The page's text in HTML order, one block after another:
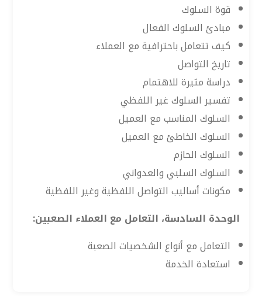
قوة السلوك
مبادئ السلوك الفعال
كيف تتعامل باحترافية مع العملاء
تاريخ التواصل
دراسة مثيرة للاهتمام
تفسير السلوك غير اللفظي
السلوك المناسب مع العميل
السلوك الخاطئ مع العميل
السلوك الحازم
السلوك السلبي والعدواني
مكونات أساليب التواصل اللفظية وغير اللفظية
الوحدة السادسة، التعامل مع العملاء الصعبين:
التعامل مع أنواع الشخصيات الصعبة
استعادة الخدمة